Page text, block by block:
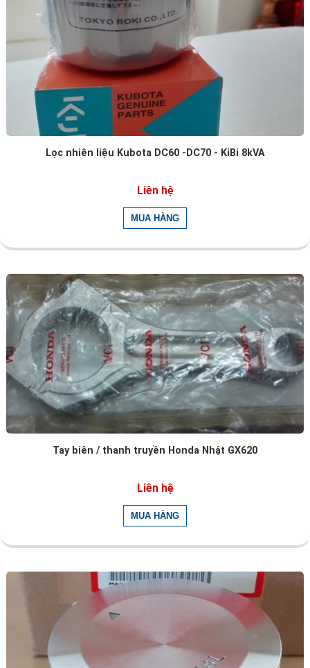
Lọc nhiên liệu Kubota DC60 -DC70 - KiBi 8kVA
Liên hệ
Tay biên / thanh truyền Honda Nhật GX620
Liên hệ